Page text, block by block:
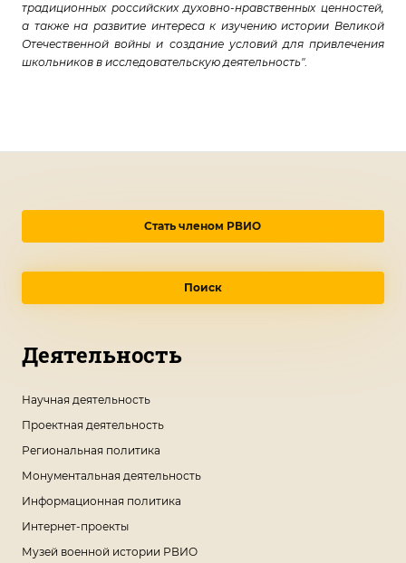
традиционных российских духовно-нравственных ценностей,
а также на развитие интереса к изучению истории Великой
Отечественной войны и создание условий для привлечения
школьников в исследовательскую деятельность".
Стать членом РВИО
Поиск
Деятельность
Научная деятельность
Проектная деятельность
Региональная политика
Монументальная деятельность
Информационная политика
Интернет-проекты
Музей военной истории РВИО